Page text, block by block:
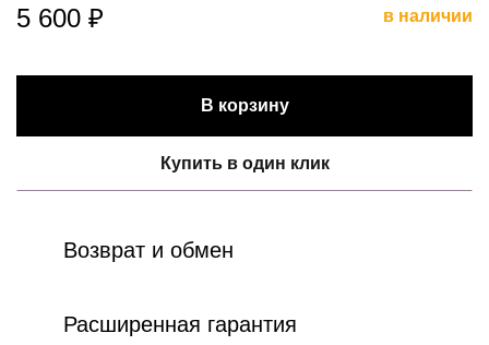
5 600 ₽ в наличии
В корзину
Купить в один клик
Возврат и обмен
Расширенная гарантия